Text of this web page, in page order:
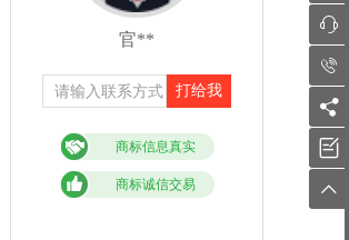
官**
打给我
商标信息真实
商标诚信交易




